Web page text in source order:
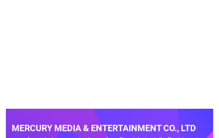
MERCURY MEDIA & ENTERTAINMENT CO., LTD